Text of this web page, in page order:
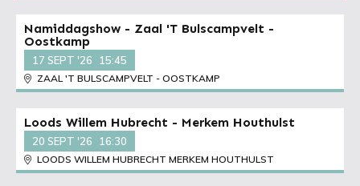
Namiddagshow - Zaal 'T Bulscampvelt -
Oostkamp
17 SEPT '26 15:45
ZAAL 'T BULSCAMPVELT - OOSTKAMP
Loods Willem Hubrecht - Merkem Houthulst
20 SEPT '26 16:30
LOODS WILLEM HUBRECHT MERKEM HOUTHULST